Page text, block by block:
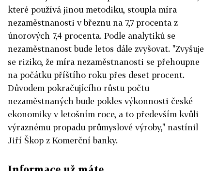
které používá jinou metodiku, stoupla míra
nezaměstnanosti v březnu na 7,7 procenta z
únorových 7,4 procenta. Podle analytiků se
nezaměstnanost bude letos dále zvyšovat. "Zvyšuje
se riziko, že míra nezaměstnanosti se přehoupne
na počátku příštího roku přes deset procent.
Důvodem pokračujícího růstu počtu
nezaměstnaných bude pokles výkonnosti české
ekonomiky v letošním roce, a to především kvůli
výraznému propadu průmyslové výroby," nastínil
Jiří Škop z Komerční banky.